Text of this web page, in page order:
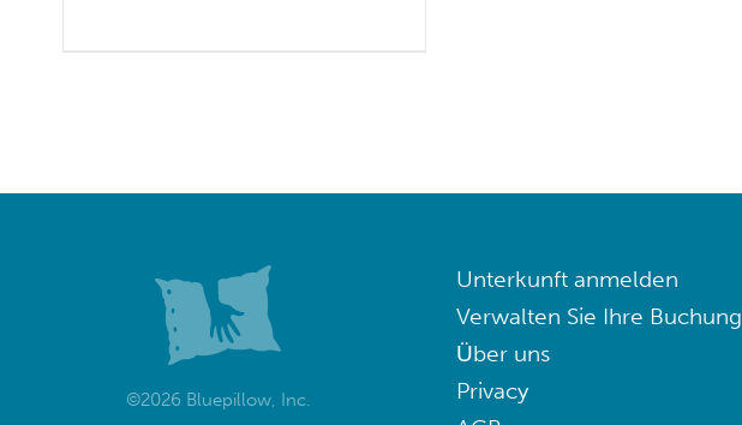
©2026 Bluepillow, Inc.
Unterkunft anmelden
Verwalten Sie Ihre Buchung
Über uns
Privacy